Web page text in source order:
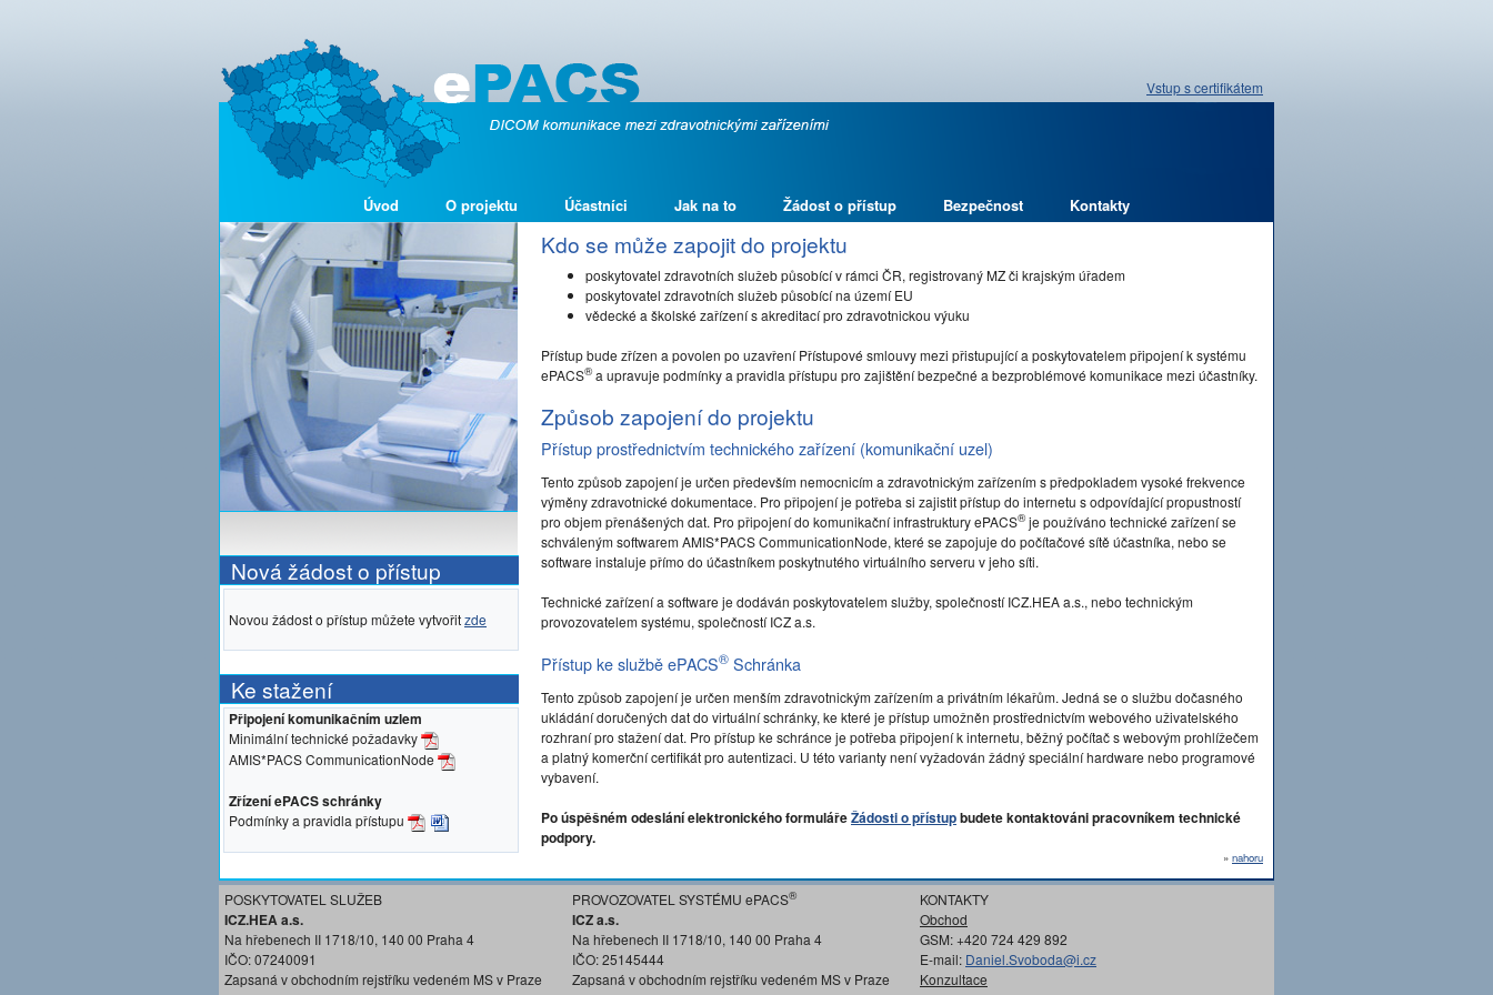
Vstup s certifikátem
Úvod O projektu Účastníci Jak na to Žádost o přístup Bezpečnost Kontakty
Nová žádost o přístup
Novou žádost o přístup můžete vytvořitzde
Ke stažení
Připojení komunikačním uzlem
Minimální technické požadavky
AMIS*PACS CommunicationNode
Zřízení ePACS schránky
Podmínky a pravidla přístupu
Kdo se může zapojit do projektu
poskytovatel zdravotních služeb působící v rámci ČR, registrovaný MZ či krajským úřadem
poskytovatel zdravotních služeb působící na území EU
vědecké a školské zařízení s akreditací pro zdravotnickou výuku
Přístup bude zřízen a povolen po uzavření Přístupové smlouvy mezi přistupující a poskytovatelem připojení k systému
ePACS®a upravuje podmínky a pravidla přístupu pro zajištění bezpečné a bezproblémové komunikace mezi účastníky.
Způsob zapojení do projektu
Přístup prostřednictvím technického zařízení (komunikační uzel)
Tento způsob zapojení je určen především nemocnicím a zdravotnickým zařízením s předpokladem vysoké frekvence
výměny zdravotnické dokumentace. Pro připojení je potřeba si zajistit přístup do internetu s odpovídající propustností
pro objem přenášených dat. Pro připojení do komunikační infrastruktury ePACS®je používáno technické zařízení se
schváleným softwarem AMIS*PACS CommunicationNode, které se zapojuje do počítačové sítě účastníka, nebo se
software instaluje přímo do účastníkem poskytnutého virtuálního serveru v jeho síti.
Technické zařízení a software je dodáván poskytovatelem služby, společností ICZ.HEA a.s., nebo technickým
provozovatelem systému, společností ICZ a.s.
Přístup ke službě ePACS® Schránka
Tento způsob zapojení je určen menším zdravotnickým zařízením a privátním lékařům. Jedná se o službu dočasného
ukládání doručených dat do virtuální schránky, ke které je přístup umožněn prostřednictvím webového uživatelského
rozhraní pro stažení dat. Pro přístup ke schránce je potřeba připojení k internetu, běžný počítač s webovým prohlížečem
a platný komerční certifikát pro autentizaci. U této varianty není vyžadován žádný speciální hardware nebo programové
vybavení.
Po úspěšném odeslání elektronického formulářeŽádosti o přístupbudete kontaktováni pracovníkem technické
podpory.
» nahoru
POSKYTOVATEL SLUŽEB
ICZ.HEA a.s.
Na hřebenech II 1718/10, 140 00 Praha 4
IČO: 07240091
Zapsaná v obchodním rejstříku vedeném MS v Praze
PROVOZOVATEL SYSTÉMU ePACS®
ICZ a.s.
Na hřebenech II 1718/10, 140 00 Praha 4
IČO: 25145444
Zapsaná v obchodním rejstříku vedeném MS v Praze
KONTAKTY
Obchod
GSM: +420 724 429 892
E-mail: Daniel.Svoboda@i.cz
Konzultace